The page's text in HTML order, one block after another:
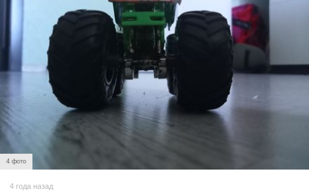
4 фото
4 года назад